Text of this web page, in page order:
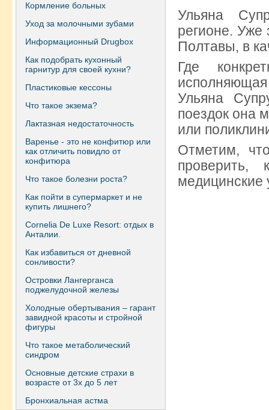
Кормление больных
Уход за молочными зубами
Информационный Drugbox
Как подобрать кухонный
гарнитур для своей кухни?
Пластиковые кессоны
Что такое экзема?
Лактазная недостаточность
Варенье - это не конфитюр или
как отличить повидло от
конфитюра
Что такое болезни роста?
Как пойти в супермаркет и не
купить лишнего?
Сornelia De Luxe Resort: отдых в
Анталии.
Как избавиться от дневной
сонливости?
Островки Лангерганса
поджелудочной железы
Холодные обертывания – гарант
завидной красоты и стройной
фигуры
Что такое метаболический
синдром
Основные детские страхи в
возрасте от 3х до 5 лет
Бронхиальная астма
Ульяна
регионе. Уже
Полтавы, в
Где
Ульяна
поездок она
или
Отметим,
проверить,
медицинские